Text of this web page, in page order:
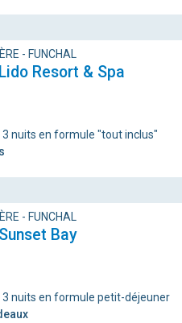
- FUNCHAL
Resort & Spa
nuits en formule "tout inclus"
- FUNCHAL
Bay
3 nuits en formule petit-déjeuner